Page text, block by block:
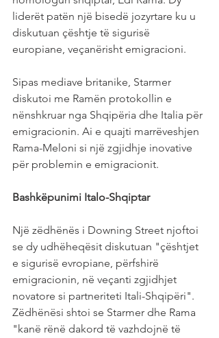
liderët patën një bisedë jozyrtare ku u
diskutuan çështje të sigurisë
europiane, veçanërisht emigracioni.
Sipas mediave britanike, Starmer
diskutoi me Ramën protokollin e
nënshkruar nga Shqipëria dhe Italia për
emigracionin. Ai e quajti marrëveshjen
Rama-Meloni si një zgjidhje inovative
për problemin e emigracionit.
Bashkëpunimi Italo-Shqiptar
Një zëdhënës i Downing Street njoftoi
se dy udhëheqësit diskutuan "çështjet
e sigurisë evropiane, përfshirë
emigracionin, në veçanti zgjidhjet
novatore si partneriteti Itali-Shqipëri".
Zëdhënësi shtoi se Starmer dhe Rama
"kanë rënë dakord të vazhdojnë të